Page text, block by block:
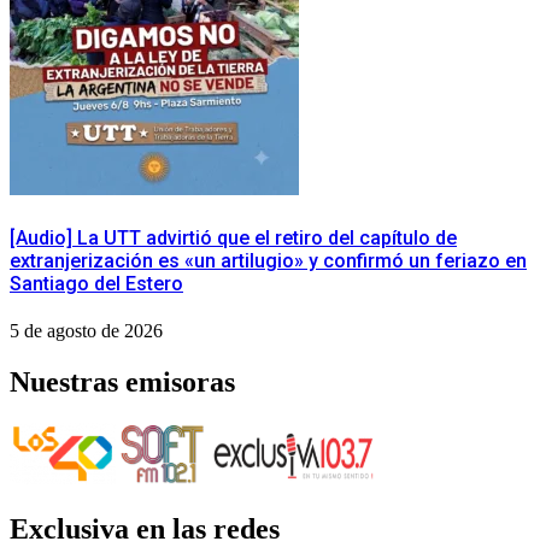
[Audio] La UTT advirtió que el retiro del capítulo de
extranjerización es «un artilugio» y confirmó un feriazo en
Santiago del Estero
5 de agosto de 2026
Nuestras emisoras
Exclusiva en las redes